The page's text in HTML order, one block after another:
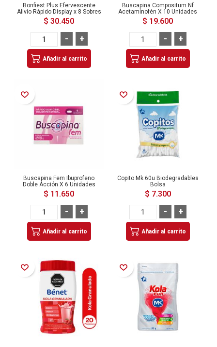
Bonfiest Plus Efervescente
Alivio Rápido Display x 8 Sobres
$ 30.450
+
-
Añadir al carrito
Buscapina Compositum Nf
Acetaminofén X 10 Unidades
$ 19.600
+
-
Añadir al carrito
Añadir a la Lista de Deseos
Buscapina Fem Ibuprofeno
Doble Acción X 6 Unidades
$ 11.650
+
-
Añadir al carrito
Añadir a la Lista de Deseos
Copito Mk 60u Biodegradables
Bolsa
$ 7.300
+
-
Añadir al carrito
Añadir a la Lista de Deseos Añadir a la Lista de Deseos